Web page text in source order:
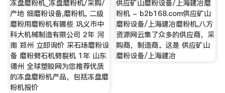
冻盘磨粉机_冻盘磨粉机/采购/
产地 细磨粉设备,磨粉机, 二级
磨粉用磨粉机有哪些 巩义市中
科大机械制造有限公司 2年 河
南 郑州 立即询价 采石场磨粉设
备 磨粉劈石机劈裂机 1年 山东
德州 全球塑胶网为您推荐优质
的冻盘磨粉机产品，包括冻盘磨
粉机报价
供应矿山磨粉设备/上海建冶磨
粉机 - b2b168.com供应矿山
磨粉设备/上海建冶磨粉机,八方
资源网云集了众多的供应商，采
购商，制造商。这是 供应矿山
磨粉设备/上海建冶